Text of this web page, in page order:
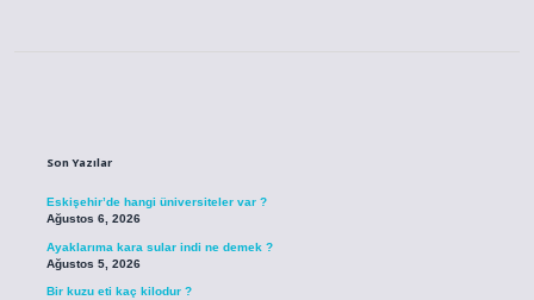
Son Yazılar
Eskişehir’de hangi üniversiteler var ?
Ağustos 6, 2026
Ayaklarıma kara sular indi ne demek ?
Ağustos 5, 2026
Bir kuzu eti kaç kilodur ?